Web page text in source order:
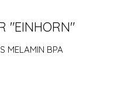
"EINHORN"
MELAMIN BPA